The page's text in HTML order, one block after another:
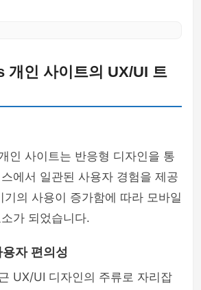
개인 사이트의 UX/UI 트
인 사이트는 반응형 디자인을 통
에서 일관된 사용자 경험을 제공
기의 사용이 증가함에 따라 모바일
가 되었습니다.
자 편의성
UX/UI 디자인의 주류로 자리잡